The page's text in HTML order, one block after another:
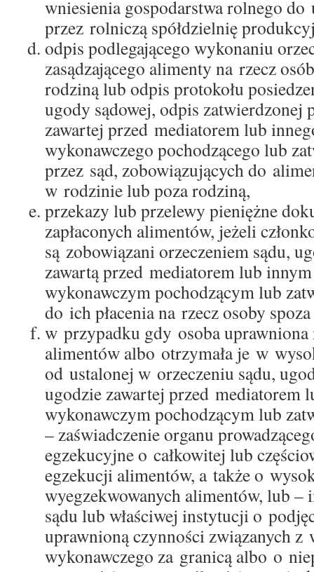
wniesienia gospodarstwa rolnego do
przez rolniczą spółdzielnię
odpis podlegającego wykonaniu
zasądzającego alimenty na rzecz
rodziną lub odpis protokołu
ugody sądowej, odpis zatwierdzonej
zawartej przed mediatorem lub
wykonawczego pochodzącego lub
przez sąd, zobowiązujących do
w rodzinie lub poza rodziną,
przekazy lub przelewy pieniężne
zapłaconych alimentów, jeżeli
są zobowiązani orzeczeniem sądu,
zawartą przed mediatorem lub
wykonawczym pochodzącym lub
do ich płacenia na rzecz osoby
w przypadku gdy osoba uprawniona
alimentów albo otrzymała je w
od ustalonej w orzeczeniu sądu,
ugodzie zawartej przed mediatorem
wykonawczym pochodzącym lub
– zaświadczenie organu
egzekucyjne o całkowitej lub
egzekucji alimentów, a także o
wyegzekwowanych alimentów, lub –
sądu lub właściwej instytucji o
uprawnioną czynności związanych z
wykonawczego za granicą albo o